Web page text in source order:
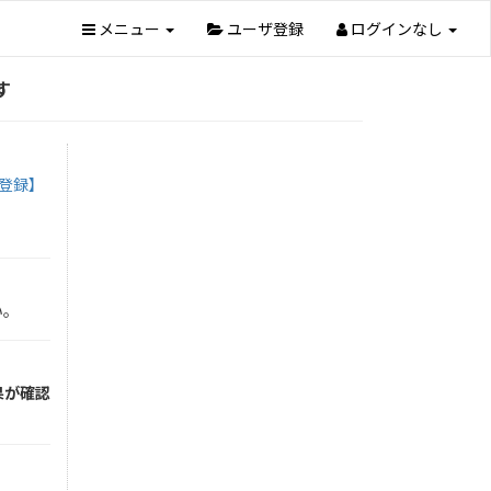
メニュー ユーザ登録 ログインなし
録】
確認